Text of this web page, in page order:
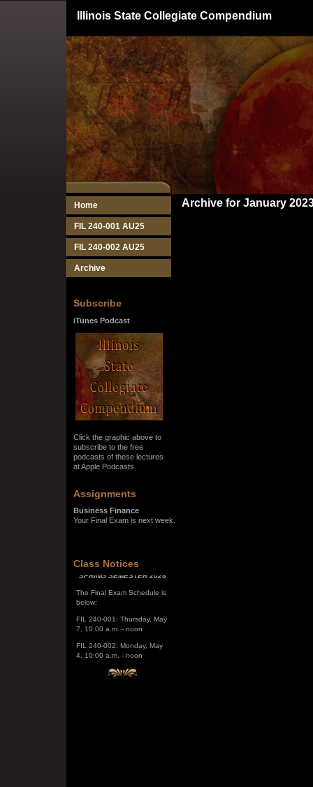
Illinois State Collegiate Compendium
Home
FIL 240-001 AU25
FIL 240-002 AU25
Archive
Subscribe
iTunes Podcast
Click the graphic above to
subscribe to the free
podcasts of these lectures
at Apple Podcasts.
Assignments
Business Finance
Your Final Exam is next week.
Class Notices
SPRING SEMESTER 2026
The Final Exam Schedule is
FIL 240-001: Thursday, May
FIL 240-002: Monday, May
Archive for January